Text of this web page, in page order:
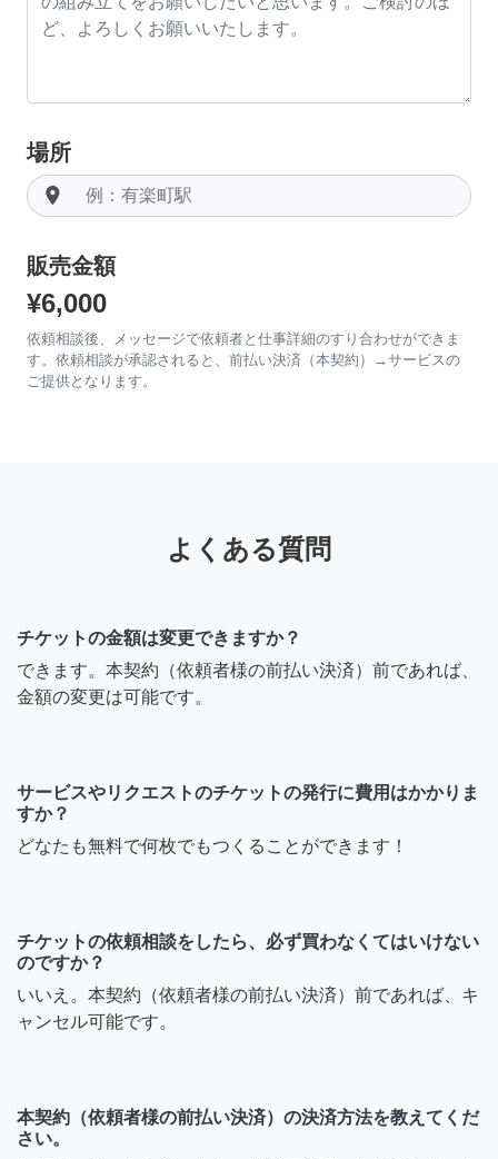
場所
room
販売金額
¥6,000
依頼相談後、メッセージで依頼者と仕事詳細のすり合わせができま
す。依頼相談が承認されると、前払い決済（本契約）→サービスの
ご提供となります。
よくある質問
チケットの金額は変更できますか？
できます。本契約（依頼者様の前払い決済）前であれば、
金額の変更は可能です。
サービスやリクエストのチケットの発行に費用はかかりま
すか？
どなたも無料で何枚でもつくることができます！
チケットの依頼相談をしたら、必ず買わなくてはいけない
のですか？
いいえ。本契約（依頼者様の前払い決済）前であれば、キ
ャンセル可能です。
本契約（依頼者様の前払い決済）の決済方法を教えてくだ
さい。